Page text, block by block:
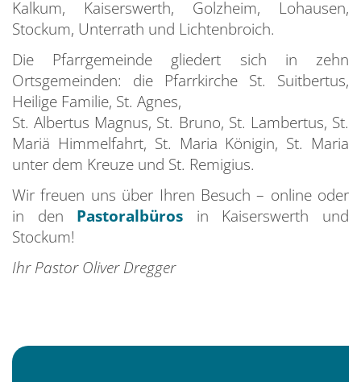
Kalkum, Kaiserswerth, Golzheim, Lohausen,
Stockum, Unterrath und Lichtenbroich.
Die Pfarrgemeinde gliedert sich in zehn
Ortsgemeinden: die Pfarrkirche St. Suitbertus,
Heilige Familie, St. Agnes,
St. Albertus Magnus, St. Bruno, St. Lambertus, St.
Mariä Himmelfahrt, St. Maria Königin, St. Maria
unter dem Kreuze und St. Remigius.
Wir freuen uns über Ihren Besuch – online oder
in den Pastoralbüros in Kaiserswerth und
Stockum!
Ihr Pastor Oliver Dregger